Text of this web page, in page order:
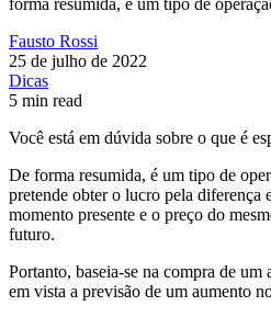
forma resumida, é um tipo de
Fausto Rossi
25 de julho de 2022
Dicas
5 min read
Você está em dúvida sobre o que é
De forma resumida, é um tipo de
pretende obter o lucro pela diferença
momento presente e o preço do
futuro.
Portanto, baseia-se na compra de
em vista a previsão de um aumento